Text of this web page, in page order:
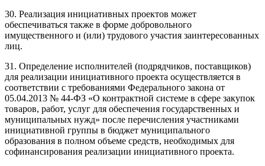
30. Реализация инициативных проектов может
обеспечиваться также в форме добровольного
имущественного и (или) трудового участия заинтересованных
лиц.
31. Определение исполнителей (подрядчиков, поставщиков)
для реализации инициативного проекта осуществляется в
соответствии с требованиями Федерального закона от
05.04.2013 № 44-ФЗ «О контрактной системе в сфере закупок
товаров, работ, услуг для обеспечения государственных и
муниципальных нужд» после перечисления участниками
инициативной группы в бюджет муниципального
образования в полном объеме средств, необходимых для
софинансирования реализации инициативного проекта.